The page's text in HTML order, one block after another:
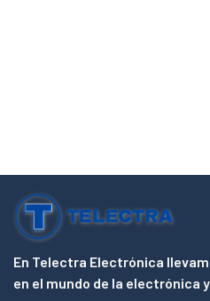
En Telectra Electrónica
en el mundo de la electrónica